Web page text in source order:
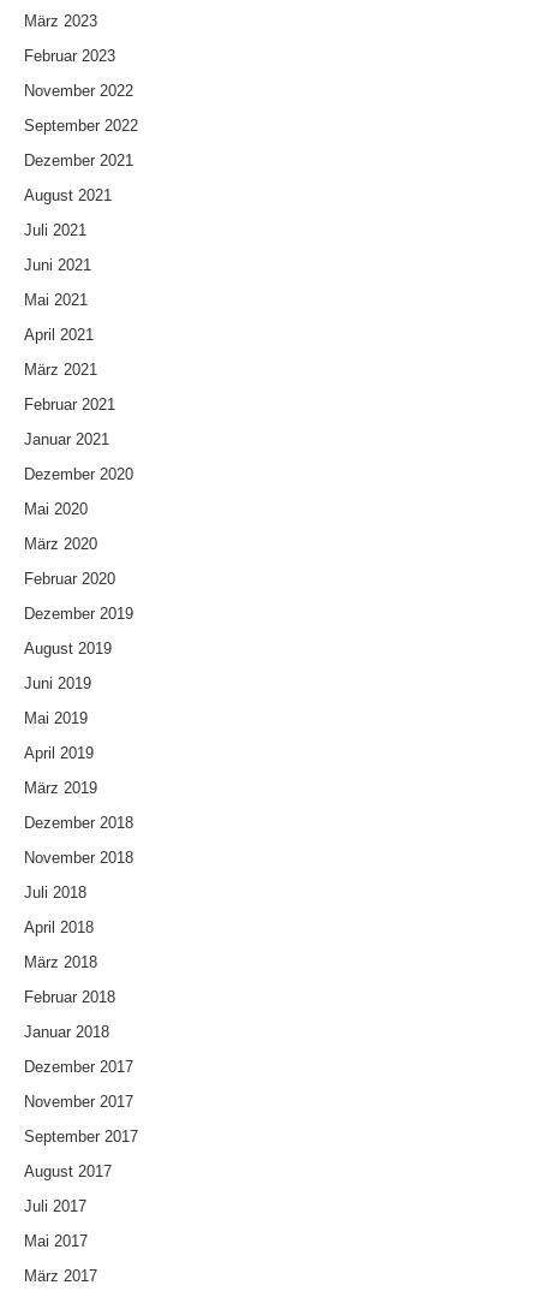
März 2023
Februar 2023
November 2022
September 2022
Dezember 2021
August 2021
Juli 2021
Juni 2021
Mai 2021
April 2021
März 2021
Februar 2021
Januar 2021
Dezember 2020
Mai 2020
März 2020
Februar 2020
Dezember 2019
August 2019
Juni 2019
Mai 2019
April 2019
März 2019
Dezember 2018
November 2018
Juli 2018
April 2018
März 2018
Februar 2018
Januar 2018
Dezember 2017
November 2017
September 2017
August 2017
Juli 2017
Mai 2017
März 2017